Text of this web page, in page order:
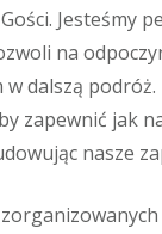
Jesteśmy
na
dalszą podróż.
zapewnić jak
nasze